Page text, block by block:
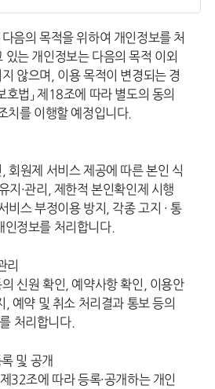
음의 목적을 위하여 개인정보를 처
있는 개인정보는 다음의 목적 이외
않으며, 이용 목적이 변경되는 경
호법」 제18조에 따라 별도의 동의
치를 이행할 예정입니다.
회원제 서비스 제공에 따른 본인 식
지·관리, 제한적 본인확인제 시행
비스 부정이용 방지, 각종 고지 · 통
인정보를 처리합니다.
리
신원 확인, 예약사항 확인, 이용안
, 예약 및 취소 처리결과 통보 등의
처리합니다.
및 공개
제32조에 따라 등록·공개하는 개인